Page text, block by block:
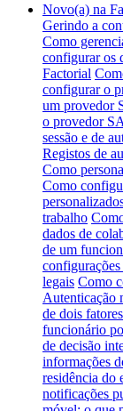
Novo(a) na
Gerindo a
Como
configurar os
Factorial
configurar o
um provedor
o provedor
sessão e de
Registos de
Como
Como
trabalho
dados de
de um
configurações
legais Como
Autenticação
de dois fatores
funcionário
de decisão
informações
residência do
notificações